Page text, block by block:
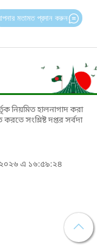
মতামত প্রদান করুন
নিয়মিত হালনাগাদ করা
সংশ্লিষ্ট দপ্তর সর্বদা
২০২৬ এ ১৬:৫৯:২৪